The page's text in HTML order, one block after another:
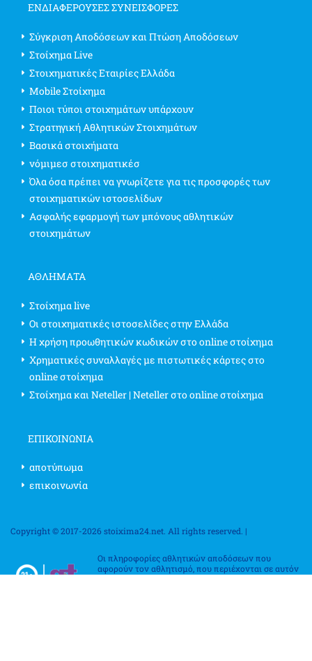
ΕΝΔΙΑΦΈΡΟΥΣΕΣ ΣΥΝΕΙΣΦΟΡΈΣ
Σύγκριση Αποδόσεων και Πτώση Αποδόσεων
Στοίχημα Live
Στοιχηματικές Εταιρίες Ελλάδα
Mobile Στοίχημα
Ποιοι τύποι στοιχημάτων υπάρχουν
Στρατηγική Αθλητικών Στοιχημάτων
Βασικά στοιχήματα
νόμιμεσ στοιχηματικέσ
Όλα όσα πρέπει να γνωρίζετε για τις προσφορές των
στοιχηματικών ιστοσελίδων
Ασφαλής εφαρμογή των μπόνους αθλητικών
στοιχημάτων
ΑΘΛΗΜΑΤΑ
Στοίχημα live
Οι στοιχηματικές ιστοσελίδες στην Ελλάδα
Η χρήση προωθητικών κωδικών στο online στοίχημα
Χρηματικές συναλλαγές με πιστωτικές κάρτες στο
online στοίχημα
Στοίχημα και Neteller | Neteller στο online στοίχημα
ΕΠΙΚΟΙΝΩΝΊΑ
αποτύπωμα
επικοινωνία
Copyright © 2017-2026 stoixima24.net. All rights reserved. |
Οι πληροφορίες αθλητικών αποδόσεων που
αφορούν τον αθλητισμό, που περιέχονται σε αυτόν